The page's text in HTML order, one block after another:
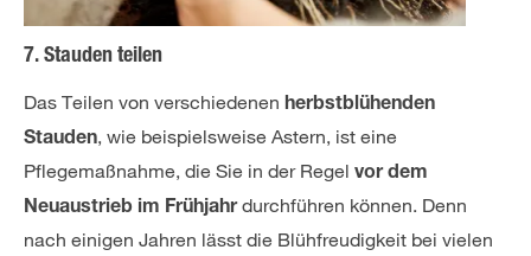
7. Stauden teilen
Das Teilen von verschiedenen herbstblühenden
Stauden, wie beispielsweise Astern, ist eine
Pflegemaßnahme, die Sie in der Regel vor dem
Neuaustrieb im Frühjahrdurchführen können. Denn
nach einigen Jahren lässt die Blühfreudigkeit bei vielen